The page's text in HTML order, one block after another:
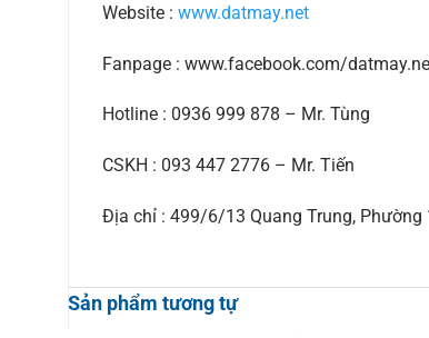
Website : www.datmay.net
Fanpage : www.facebook.com/
Hotline : 0936 999 878 – Mr. Tùng
CSKH : 093 447 2776 – Mr. Tiến
Địa chỉ : 499/6/13 Quang Trung, Phường
Sản phẩm tương tự